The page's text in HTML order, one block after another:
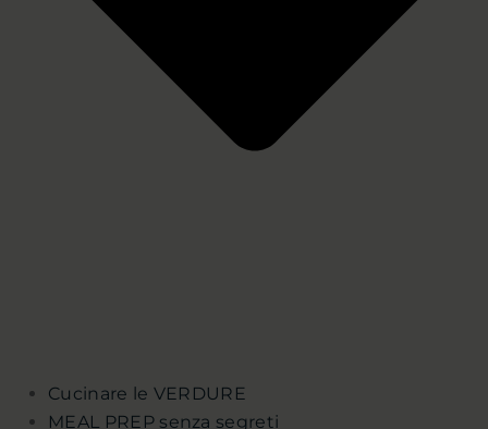
Cucinare le VERDURE
MEAL PREP senza segreti